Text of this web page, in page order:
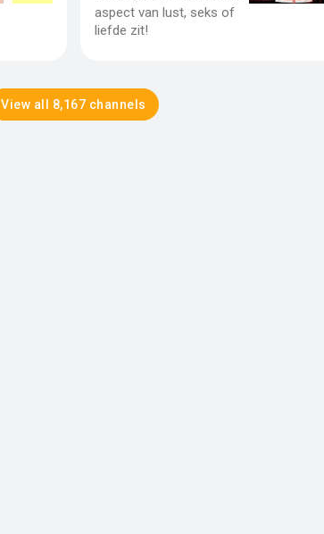
aspect van lust, seks of
liefde zit!
View all 8,167 channels